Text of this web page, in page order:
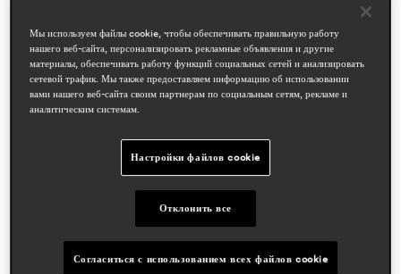
дизайнеры
cazzaniga mandelli pagliarulo
области
residential
статьи в прессе
Мы используем файлы cookie, чтобы обеспечивать правильную работу
нашего веб-сайта, персонализировать рекламные объявления и другие
материалы, обеспечивать работу функций социальных сетей и анализировать
сетевой трафик. Мы также предоставляем информацию об использовании
вами нашего веб-сайта своим партнерам по социальным сетям, рекламе и
аналитическим системам.
Настройки файлов cookie
Отклонить все
Согласиться с использованием всех файлов cookie